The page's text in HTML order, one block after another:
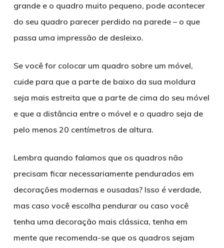
grande e o quadro muito pequeno, pode acontecer
do seu quadro parecer perdido na parede – o que
passa uma impressão de desleixo.
Se você for colocar um quadro sobre um móvel,
cuide para que a parte de baixo da sua moldura
seja mais estreita que a parte de cima do seu móvel
e que a distância entre o móvel e o quadro seja de
pelo menos 20 centímetros de altura.
Lembra quando falamos que os quadros não
precisam ficar necessariamente pendurados em
decorações modernas e ousadas? Isso é verdade,
mas caso você escolha pendurar ou caso você
tenha uma decoração mais clássica, tenha em
mente que recomenda-se que os quadros sejam